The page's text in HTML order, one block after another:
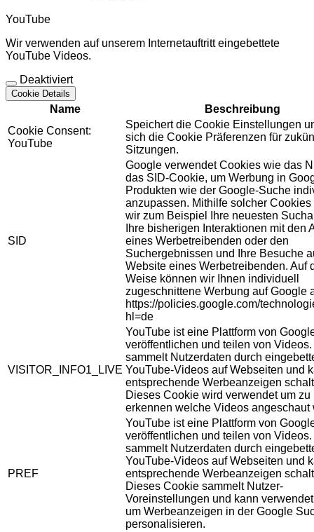
YouTube
Wir verwenden auf unserem Internetauftritt eingebettete
YouTube Videos.
Deaktiviert
Cookie Details
Name
Beschreibung
Cookie Consent:
YouTube
Speichert die Cookie Einstellungen
sich die Cookie Präferenzen für
Sitzungen.
SID
Google verwendet Cookies wie das
das SID-Cookie, um Werbung in
Produkten wie der Google-Suche
anzupassen. Mithilfe solcher Cookies
wir zum Beispiel Ihre neuesten
Ihre bisherigen Interaktionen mit den
eines Werbetreibenden oder den
Suchergebnissen und Ihre Besuche
Website eines Werbetreibenden. Auf
Weise können wir Ihnen individuell
zugeschnittene Werbung auf Google
https://policies.google.com/
hl=de
VISITOR_INFO1_LIVE
YouTube ist eine Plattform von
veröffentlichen und teilen von
sammelt Nutzerdaten durch
YouTube-Videos auf Webseiten und
entsprechende Werbeanzeigen
Dieses Cookie wird verwendet um zu
erkennen welche Videos angeschaut
PREF
YouTube ist eine Plattform von
veröffentlichen und teilen von
sammelt Nutzerdaten durch
YouTube-Videos auf Webseiten und
entsprechende Werbeanzeigen
Dieses Cookie sammelt Nutzer-
Voreinstellungen und kann
um Werbeanzeigen in der Google
personalisieren.